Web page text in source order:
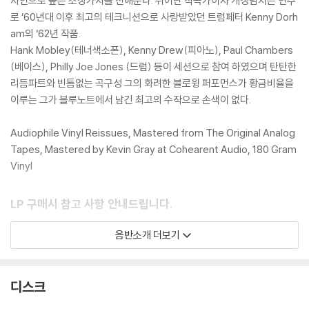
로 ‘60년대 이후 최고의 테크니션으로 사랑받았던 트럼페터 Kenny Dorh
am의 ‘62년 작품.
Hank Mobley(테너색소폰), Kenny Drew(피아노), Paul Chambers
(베이스), Philly Joe Jones (드럼) 등이 세션으로 참여 하였으며 탄탄한
리듬파트와 빈틈없는 곡구성 그의 화려한 블로윙 퍼포먼스가 황금비율을
이루는 그가 블루노트에서 남긴 최고의 수작으로 손색이 없다.
Audiophile Vinyl Reissues, Mastered from The Original Analog
Tapes, Mastered by Kevin Gray at Cohearent Audio, 180 Gram
Vinyl
LP 구매시 참고 사항 안내드립니다.
1) 제작/배송 과정에 따라 경미한 재킷 주름, 모서리 눌림, 갈라짐이 발생
있습니다.
외관상 불량 확인되는 상품을 개봉 시엔 반품/교환 처리 불가합니다.
음반소개 더보기
디스크